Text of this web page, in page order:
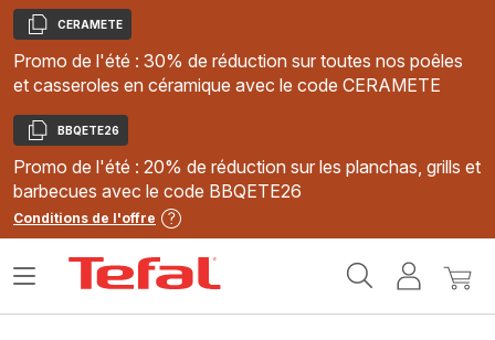
Copier
CERAMETE
Promo de l'été : 30% de réduction sur toutes nos poêles
et casseroles en céramique avec le code CERAMETE
Copier
BBQETE26
Promo de l'été : 20% de réduction sur les planchas, grills et
barbecues avec le code BBQETE26
Conditions de l'offre
MonMon
Ouvrir